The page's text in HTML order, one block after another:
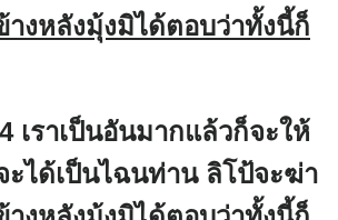
างหลังมุ้งมิได้ตอบว่าทั้งนี้ก็
เราเป็นอันมากแล้วก็จะให้
ได้เป็นไฉนท่าน ลิโป้จะฆ่า